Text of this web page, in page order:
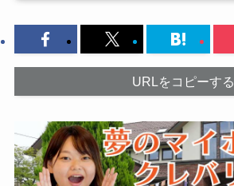
URLをコピーする